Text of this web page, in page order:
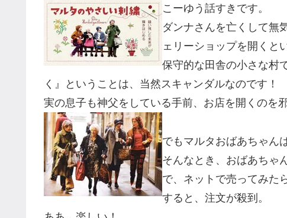
こーゆう話すきです。
ダンナさんを亡くして無
ェリーショップを開くと
保守的な田舎の小さな村
く』ということは、当然スキャンダルなのです！
実の息子も神父をしている手前、お店を開くのを
でもマルタおばあちゃん
そんなとき、おばあちゃ
で、ネットで売ってみた
すると、注文が殺到。